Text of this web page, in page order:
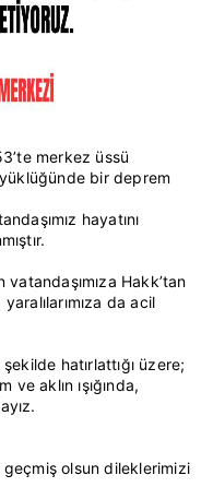
merkez üssü
bir deprem
hayatını
vatandaşımıza Hakk’tan
da acil
hatırlattığı üzere;
aklın ışığında,
geçmiş olsun dileklerimizi